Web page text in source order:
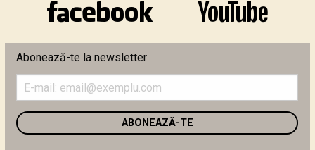
Abonează-te la newsletter
adresa
email
în